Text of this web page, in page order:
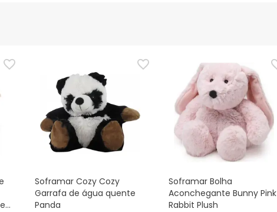
Soframar Cozy Cozy
Garrafa de água quente
Panda
Soframar Bolha
Aconchegante Bunny Pink
Rabbit Plush